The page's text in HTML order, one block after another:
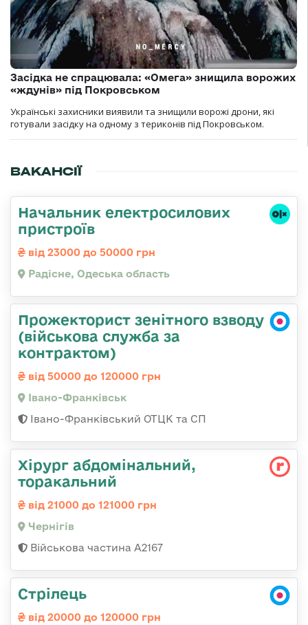
Засідка не спрацювала: «Омега» знищила ворожих
«ждунів» під Покровськом
Українські захисники виявили та знищили ворожі дрони, які
готували засідку на одному з териконів під Покровськом.
ВАКАНСІЇ
Начальник електросилових
пристроїв
від 23000 до 50000 грн
Радісне, Одеська область
Прожекторист зенітного взводу
(військова служба за
контрактом)
від 50000 до 120000 грн
Івано-Франківськ
Івано-Франківський ОТЦК та СП
Хірург абдомінальний,
торакальний
від 21000 до 121000 грн
Чернігів
Військова частина А2167
Стрілець
від 20000 до 120000 грн